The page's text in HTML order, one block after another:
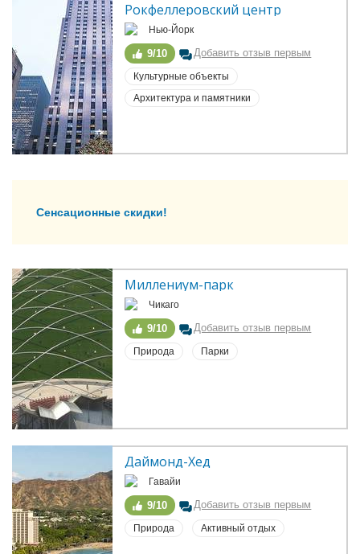
Рокфеллеровский центр
Нью-Йорк
9/10 Добавить отзыв первым
Культурные объекты
Архитектура и памятники
Сенсационные скидки!
Миллениум-парк
Чикаго
9/10 Добавить отзыв первым
Природа Парки
Даймонд-Хед
Гавайи
9/10 Добавить отзыв первым
Природа Активный отдых